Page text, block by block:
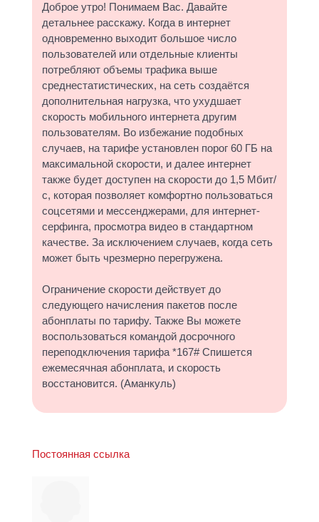
Доброе утро! Понимаем Вас. Давайте
детальнее расскажу. Когда в интернет
одновременно выходит большое число
пользователей или отдельные клиенты
потребляют объемы трафика выше
среднестатистических, на сеть создаётся
дополнительная нагрузка, что ухудшает
скорость мобильного интернета другим
пользователям. Во избежание подобных
случаев, на тарифе установлен порог 60 ГБ на
максимальной скорости, и далее интернет
также будет доступен на скорости до 1,5 Мбит/
с, которая позволяет комфортно пользоваться
соцсетями и мессенджерами, для интернет-
серфинга, просмотра видео в стандартном
качестве. За исключением случаев, когда сеть
может быть чрезмерно перегружена.
Ограничение скорости действует до
следующего начисления пакетов после
абонплаты по тарифу. Также Вы можете
воспользоваться командой досрочного
переподключения тарифа *167# Спишется
ежемесячная абонплата, и скорость
восстановится. (Аманкуль)
Постоянная ссылка